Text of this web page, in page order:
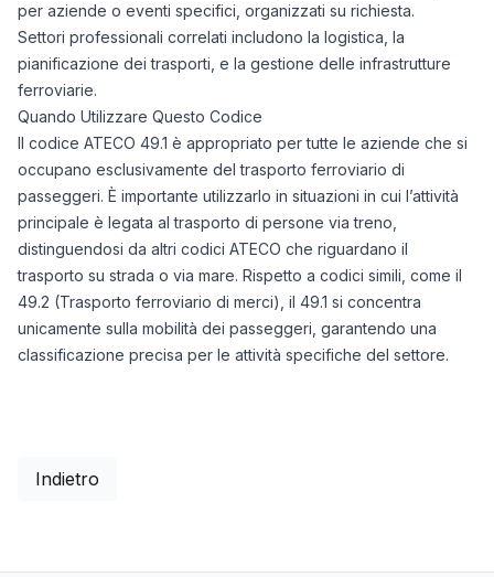
per aziende o eventi specifici, organizzati su richiesta.
Settori professionali correlati includono la logistica, la
pianificazione dei trasporti, e la gestione delle infrastrutture
ferroviarie.
Quando Utilizzare Questo Codice
Il codice ATECO 49.1 è appropriato per tutte le aziende che si
occupano esclusivamente del trasporto ferroviario di
passeggeri. È importante utilizzarlo in situazioni in cui l’attività
principale è legata al trasporto di persone via treno,
distinguendosi da altri codici ATECO che riguardano il
trasporto su strada o via mare. Rispetto a codici simili, come il
49.2 (Trasporto ferroviario di merci), il 49.1 si concentra
unicamente sulla mobilità dei passeggeri, garantendo una
classificazione precisa per le attività specifiche del settore.
Indietro